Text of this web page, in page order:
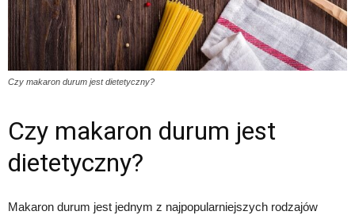
Czy makaron durum jest dietetyczny?
Czy makaron durum jest
dietetyczny?
Makaron durum jest jednym z najpopularniejszych rodzajów